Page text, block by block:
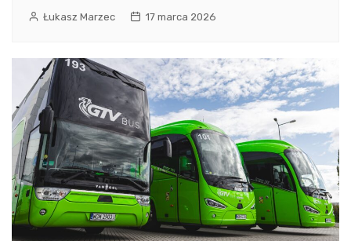
Łukasz Marzec 17 marca 2026